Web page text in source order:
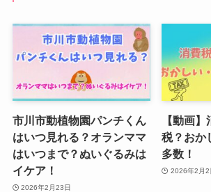
市川市動植物園パンチくん
はいつ見れる？オランママ
はいつまで？ぬいぐるみは
イケア！
2026年2月23日
【動画
税？おか
多数！
2026年2月2